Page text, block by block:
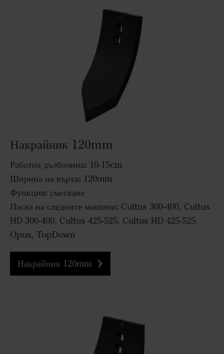
Накрайник 120mm
Работна дълбочина: 10-15cm
Ширина на върха: 120mm
Функция: смесване
Пасва на следните машини: Cultus 300-400, Cultus
HD 300-400, Cultus 425-525, Cultus HD 425-525,
Opus, TopDown
Накрайник 120mm